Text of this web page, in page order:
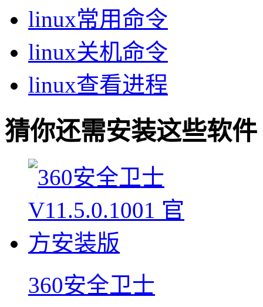
linux常用命令
linux关机命令
linux查看进程
猜你还需安装这些软件
360安全卫士